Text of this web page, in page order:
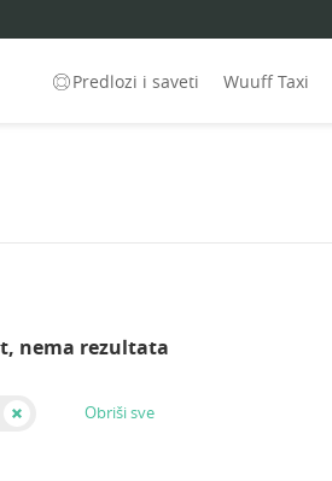
Predlozi i saveti Wuuff Taxi
nema rezultata
Obriši sve